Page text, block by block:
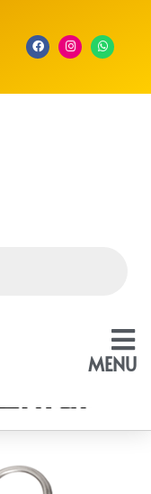
MENU